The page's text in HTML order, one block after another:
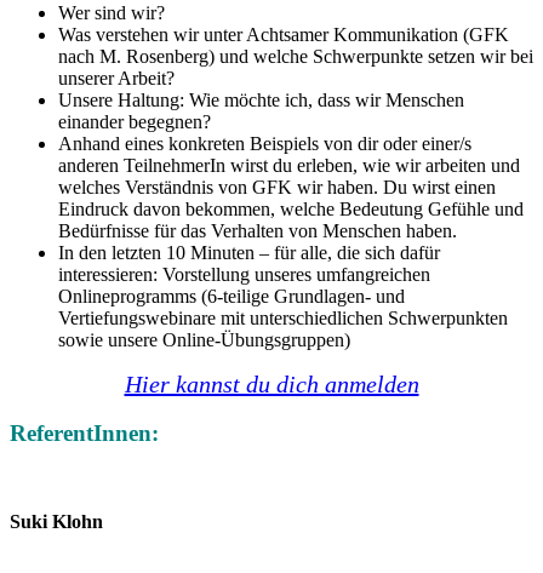
Wer sind wir?
Was verstehen wir unter Achtsamer Kommunikation (GFK
nach M. Rosenberg) und welche Schwerpunkte setzen wir bei
unserer Arbeit?
Unsere Haltung: Wie möchte ich, dass wir Menschen
einander begegnen?
Anhand eines konkreten Beispiels von dir oder einer/s
anderen TeilnehmerIn wirst du erleben, wie wir arbeiten und
welches Verständnis von GFK wir haben. Du wirst einen
Eindruck davon bekommen, welche Bedeutung Gefühle und
Bedürfnisse für das Verhalten von Menschen haben.
In den letzten 10 Minuten – für alle, die sich dafür
interessieren: Vorstellung unseres umfangreichen
Onlineprogramms (6-teilige Grundlagen- und
Vertiefungswebinare mit unterschiedlichen Schwerpunkten
sowie unsere Online-Übungsgruppen)
Hier kannst du dich anmelden
ReferentInnen:
Suki Klohn